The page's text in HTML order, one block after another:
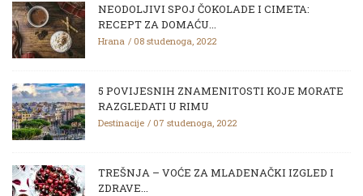
NEODOLJIVI SPOJ ČOKOLADE I CIMETA:
RECEPT ZA DOMAĆU...
Hrana 08 studenoga, 2022
5 POVIJESNIH ZNAMENITOSTI KOJE MORATE
RAZGLEDATI U RIMU
Destinacije 07 studenoga, 2022
TREŠNJA – VOĆE ZA MLADENAČKI IZGLED I
ZDRAVE...